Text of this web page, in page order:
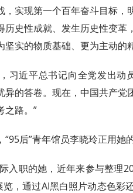
，实现第一个百年奋斗目标，
历史性成就、发生历史性变革
实的物质基础、更为主动的
习近平总书记向全党发出动
异的答卷。现在，中国共产党
之路。”
后”青年馆员李晓玲正用她
入职的她，近年来参与整理
，通过AI黑白照片动态色彩